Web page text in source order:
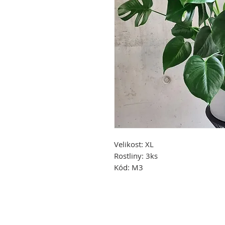
Velikost: XL
Rostliny: 3ks
Kód: M3